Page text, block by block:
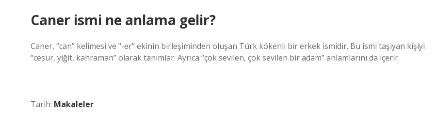
Caner ismi ne anlama gelir?
Caner, “can” kelimesi ve “-er” ekinin birleşiminden oluşan Türk kökenli bir erkek ismidir. Bu ismi taşıyan kişiyi
“cesur, yiğit, kahraman” olarak tanımlar. Ayrıca “çok sevilen, çok sevilen bir adam” anlamlarını da içerir.
Tarih: Makaleler